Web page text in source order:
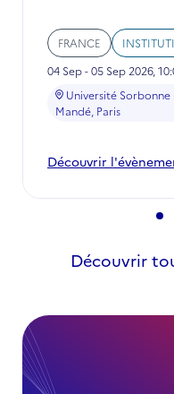
FRANCE
04 Sep - 05 Sep 2026,
Université Sorbonne
Mandé, Paris
Découvrir
-
Fabrique
2026
Découvrir